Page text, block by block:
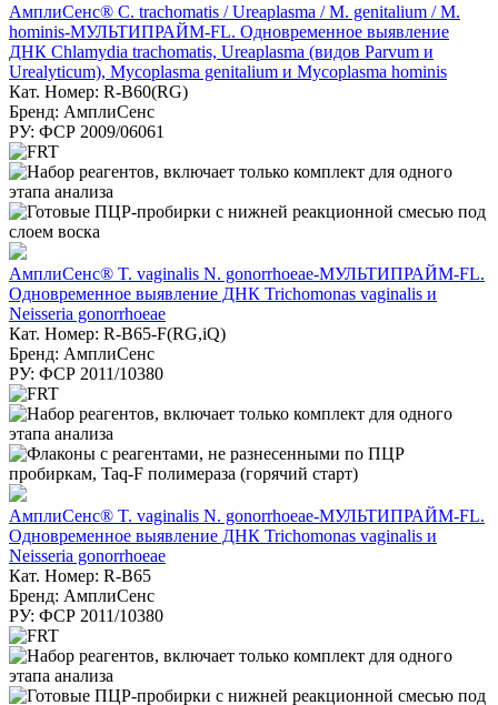
АмплиСенс® C. trachomatis / Ureaplasma / M. genitalium / M.
hominis-МУЛЬТИПРАЙМ-FL. Одновременное выявление
ДНК Chlamydia trachomatis, Ureaplasma (видов Parvum и
Urealyticum), Mycoplasma genitalium и Mycoplasma hominis
Кат. Номер: R-B60(RG)
Бренд: АмплиСенс
РУ: ФСР 2009/06061
АмплиСенс® T. vaginalis N. gonorrhoeae-МУЛЬТИПРАЙМ-FL.
Одновременное выявление ДНК Trichomonas vaginalis и
Neisseria gonorrhoeae
Кат. Номер: R-B65-F(RG,iQ)
Бренд: АмплиСенс
РУ: ФСР 2011/10380
АмплиСенс® T. vaginalis N. gonorrhoeae-МУЛЬТИПРАЙМ-FL.
Одновременное выявление ДНК Trichomonas vaginalis и
Neisseria gonorrhoeae
Кат. Номер: R-B65
Бренд: АмплиСенс
РУ: ФСР 2011/10380